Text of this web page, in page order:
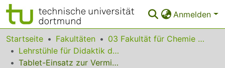
Anmelden
Bereiche & Sammlungen
Das gesamte Repositorium
Startseite Fakultäten
03 Fakultät für Chemie und Chemische Biologie
Lehrstühle für Didaktik der Chemie
Tablet-Einsatz zur Vermittlung und Sicherung von Fachwissen